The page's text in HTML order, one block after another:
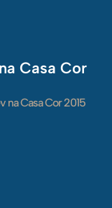
Casa Cor
na Casa Cor 2015